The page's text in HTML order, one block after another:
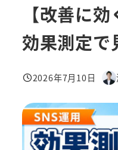
【改善に
効果測定で
投稿日
2026年7月10日
著